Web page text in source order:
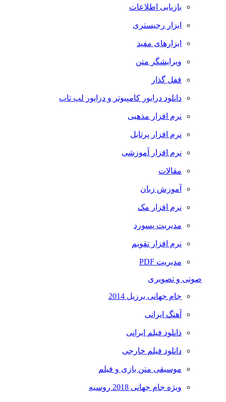
بازیابی اطلاعات
ابزار رجیستری
ابزارهای مفید
ویرایشگر متن
قفل گذار
دانلود درایور کامپیوتر و درایور لپ تاپ
نرم افزار مذهبی
نرم افزار پرتابل
نرم افزار آموزشی
مقالات
آموزش زبان
نرم افزار مک
مدیریت پسورد
نرم افزار تقویم
مدیریت PDF
صوتی و تصویری
جام جهانی برزیل 2014
آهنگ ایرانی
دانلود فیلم ایرانی
دانلود فیلم خارجی
موسیقی متن بازی و فیلم
ویژه جام جهانی 2018 روسیه